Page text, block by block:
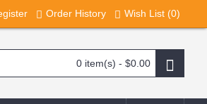
Order History Wish List (0)
0 item(s) - $0.00